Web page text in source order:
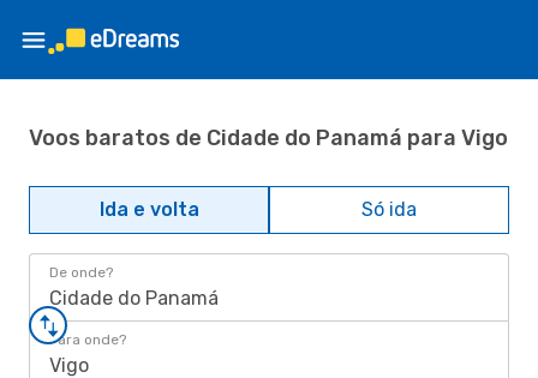
Voos baratos de Cidade do Panamá para Vigo
Ida e volta Só ida
De onde?
Cidade do Panamá
Para onde?
Vigo